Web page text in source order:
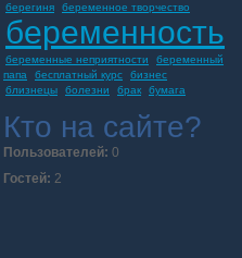
берегиня
беременное творчество
беременность
беременные неприятности
беременный
папа
бесплатный курс
бизнес
близнецы
болезни брак бумага
Кто на сайте?
Пользователей: 0
Гостей: 2